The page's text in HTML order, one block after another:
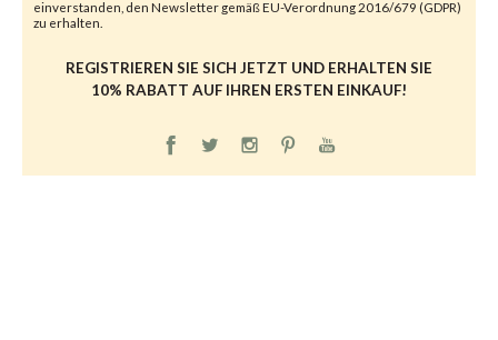
einverstanden, den Newsletter gemäß EU-Verordnung 2016/679 (GDPR)
zu erhalten.
REGISTRIEREN SIE SICH JETZT UND ERHALTEN SIE
10% RABATT AUF IHREN ERSTEN EINKAUF!